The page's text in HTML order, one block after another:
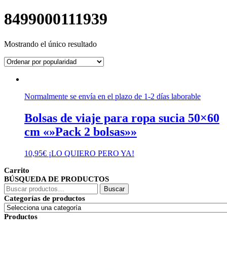
8499000111939
Mostrando el único resultado
Normalmente se envía en el plazo de 1-2 días laborable
Bolsas de viaje para ropa sucia 50×60
cm «»Pack 2 bolsas»»
10,95€ ¡LO QUIERO PERO YA!
Carrito
BÚSQUEDA DE PRODUCTOS
Buscar
por:
Buscar
Categorías de productos
Productos